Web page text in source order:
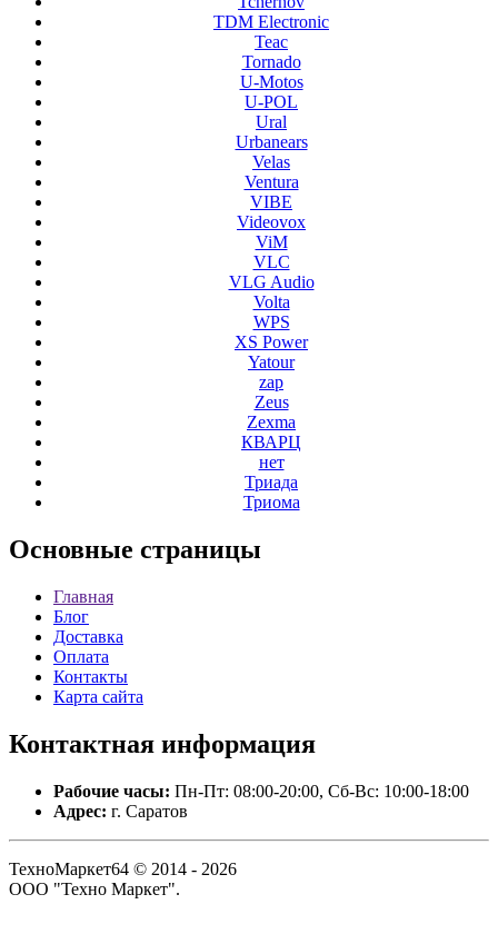
TDM Electronic
Teac
Tornado
U-Motos
U-POL
Ural
Urbanears
Velas
Ventura
VIBE
Videovox
ViM
VLC
VLG Audio
Volta
WPS
XS Power
Yatour
zap
Zeus
Zexma
КВАРЦ
нет
Триада
Триома
Основные страницы
Главная
Блог
Доставка
Оплата
Контакты
Карта сайта
Контактная информация
Рабочие часы: Пн-Пт: 08:00-20:00, Сб-Вс: 10:00-18:00
Адрес: г. Саратов
ТехноМаркет64 © 2014 - 2026
ООО "Техно Маркет".